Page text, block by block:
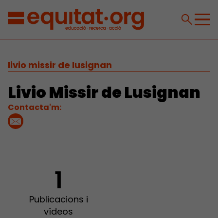
livio missir de lusignan
Livio Missir de Lusignan
Contacta'm:
1
Publicacions i
vídeos